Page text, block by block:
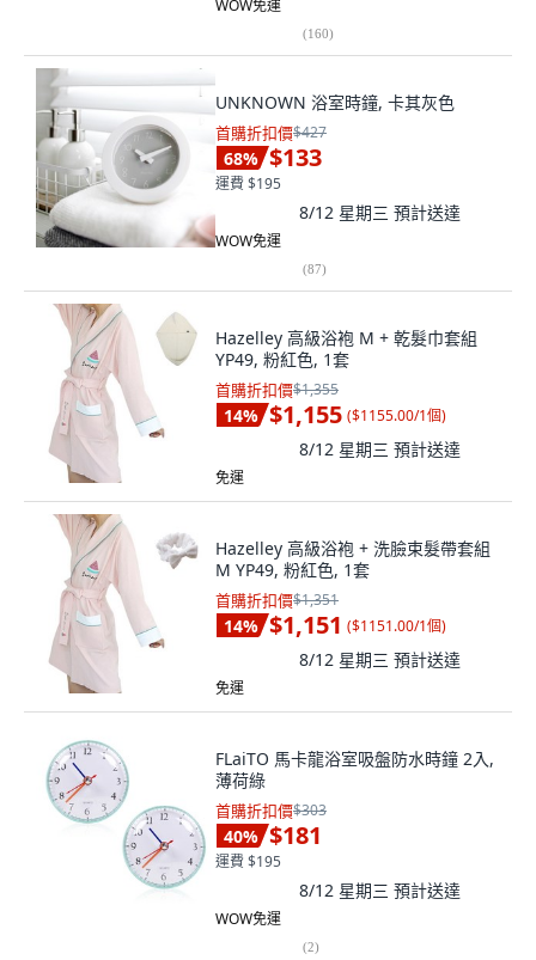
WOW免運
(160)
UNKNOWN 浴室時鐘, 卡其灰色
首購折扣價$427
68% $133
運費 $195
8/12 星期三 預計送達
WOW免運
(87)
Hazelley 高級浴袍 M + 乾髮巾套組
YP49, 粉紅色, 1套
首購折扣價$1,355
14% $1,155 ($1155.00/1個)
8/12 星期三 預計送達
免運
Hazelley 高級浴袍 + 洗臉束髮帶套組
M YP49, 粉紅色, 1套
首購折扣價$1,351
14% $1,151 ($1151.00/1個)
8/12 星期三 預計送達
免運
FLaiTO 馬卡龍浴室吸盤防水時鐘 2入,
薄荷綠
首購折扣價$303
40% $181
運費 $195
8/12 星期三 預計送達
WOW免運
(2)